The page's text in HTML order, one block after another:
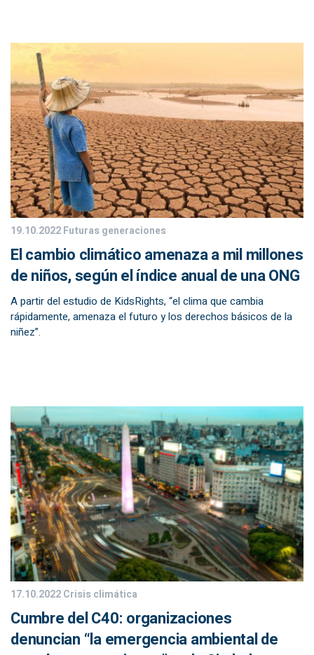
19.10.2022Futuras generaciones
El cambio climático amenaza a mil millones
de niños, según el índice anual de una ONG
A partir del estudio de KidsRights, “el clima que cambia
rápidamente, amenaza el futuro y los derechos básicos de la
niñez”.
17.10.2022Crisis climática
Cumbre del C40: organizaciones
denuncian “la emergencia ambiental de